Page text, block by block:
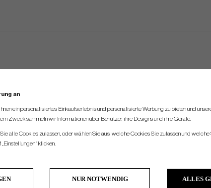
an
ein personalisiertes Einkaufserlebnis und personalisierte Werbung zu bieten und
Zweck sammeln wir Informationen über Benutzer, ihre Designs und ihre Geräte.
Sie alle Cookies zulassen, oder wählen Sie aus, welche Cookies Sie zulassen und
klicken.
NUR NOTWENDIG ALLES